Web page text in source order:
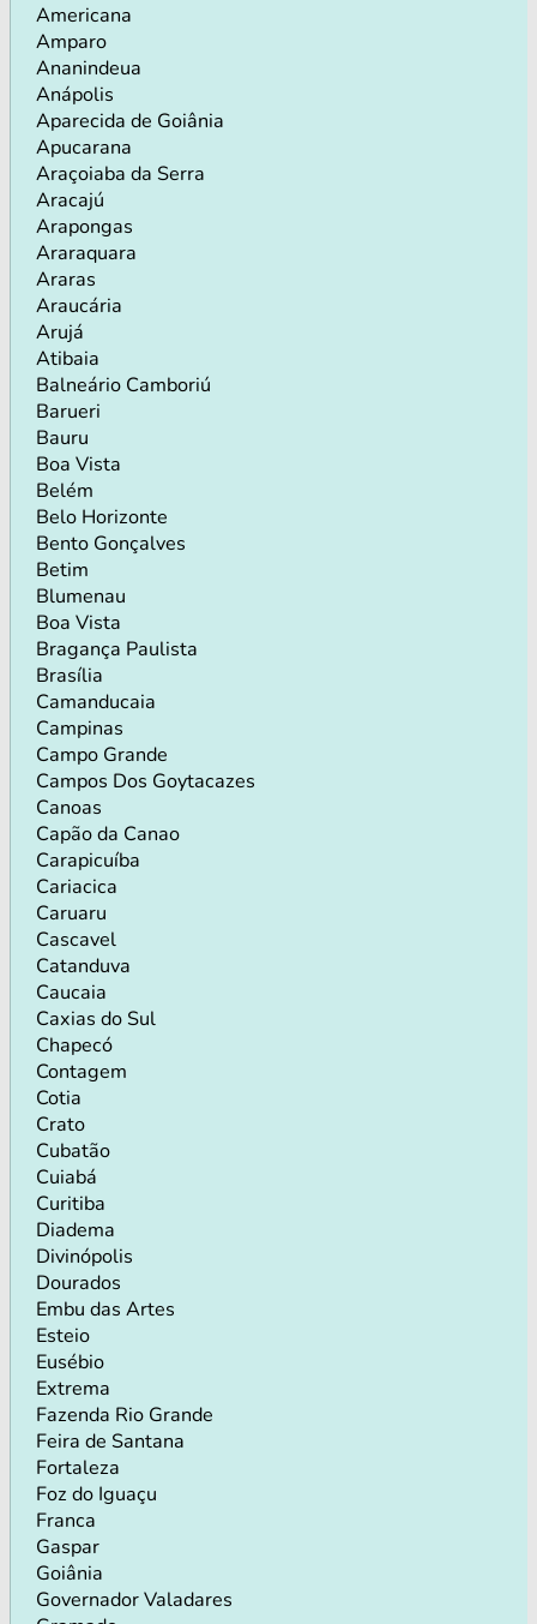
Americana
Amparo
Ananindeua
Anápolis
Aparecida de Goiânia
Apucarana
Araçoiaba da Serra
Aracajú
Arapongas
Araraquara
Araras
Araucária
Arujá
Atibaia
Balneário Camboriú
Barueri
Bauru
Boa Vista
Belém
Belo Horizonte
Bento Gonçalves
Betim
Blumenau
Boa Vista
Bragança Paulista
Brasília
Camanducaia
Campinas
Campo Grande
Campos Dos Goytacazes
Canoas
Capão da Canao
Carapicuíba
Cariacica
Caruaru
Cascavel
Catanduva
Caucaia
Caxias do Sul
Chapecó
Contagem
Cotia
Crato
Cubatão
Cuiabá
Curitiba
Diadema
Divinópolis
Dourados
Embu das Artes
Esteio
Eusébio
Extrema
Fazenda Rio Grande
Feira de Santana
Fortaleza
Foz do Iguaçu
Franca
Gaspar
Goiânia
Governador Valadares